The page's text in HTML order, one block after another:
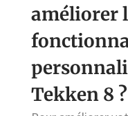
améliorer
Tekken 8 ?